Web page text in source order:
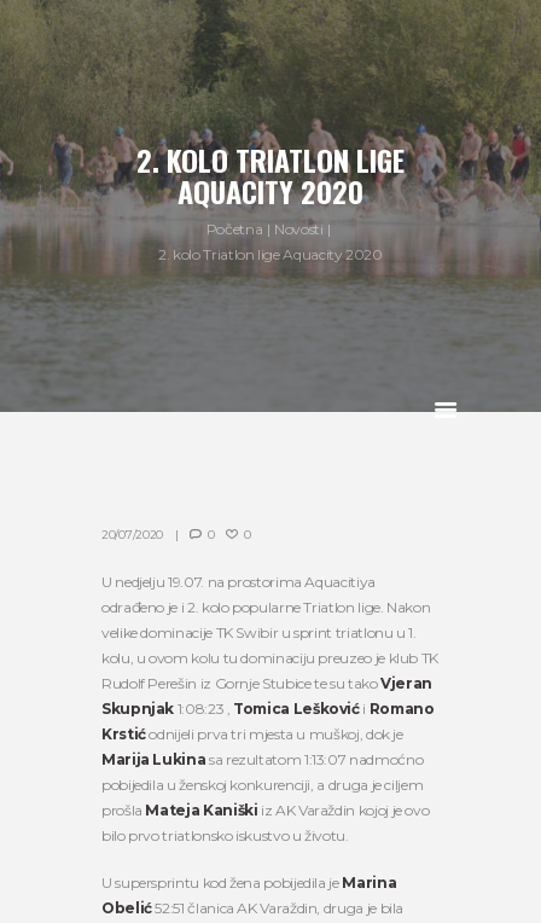
2. KOLO TRIATLON LIGE
AQUACITY 2020
Početna
Novosti
2. kolo Triatlon lige Aquacity 2020
20/07/2020 0 0
U nedjelju 19.07. na prostorima Aquacitiya
odrađeno je i 2. kolo popularne Triatlon lige. Nakon
velike dominacije TK Swibir u sprint triatlonu u 1.
kolu, u ovom kolu tu dominaciju preuzeo je klub TK
Rudolf Perešin iz Gornje Stubice te su takoVjeran
Skupnjak 1:08:23 , Tomica Leškovići Romano
Krstićodnijeli prva tri mjesta u muškoj, dok je
Marija Lukina sa rezultatom 1:13:07 nadmoćno
pobijedila u ženskoj konkurenciji, a druga je ciljem
prošla Mateja Kaniški iz AK Varaždin kojoj je ovo
bilo prvo triatlonsko iskustvo u životu.
U supersprintu kod žena pobijedila je Marina
Obelić52:51 članica AK Varaždin, druga je bila